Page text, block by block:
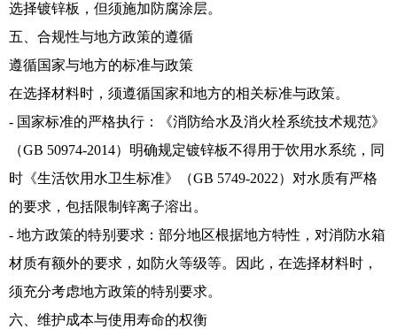
选择镀锌板，但须施加防腐涂层。
五、合规性与地方政策的遵循
遵循国家与地方的标准与政策
在选择材料时，须遵循国家和地方的相关标准与政策。
- 国家标准的严格执行：《消防给水及消火栓系统技术规范》
（GB 50974-2014）明确规定镀锌板不得用于饮用水系统，同
时《生活饮用水卫生标准》（GB 5749-2022）对水质有严格
的要求，包括限制锌离子溶出。
- 地方政策的特别要求：部分地区根据地方特性，对消防水箱
材质有额外的要求，如防火等级等。因此，在选择材料时，
须充分考虑地方政策的特别要求。
六、维护成本与使用寿命的权衡